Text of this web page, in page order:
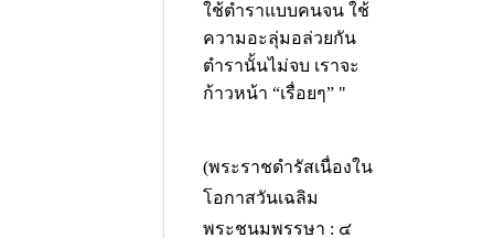
ใช้ตำราแบบคนจน ใช้
ความอะลุ่มอล่วยกัน
ตำรานั้นไม่จบ เราจะ
ก้าวหน้า “เรื่อยๆ” "
(พระราชดำรัสเนื่องใน
โอกาสวันเฉลิม
พระชนมพรรษา : ๔